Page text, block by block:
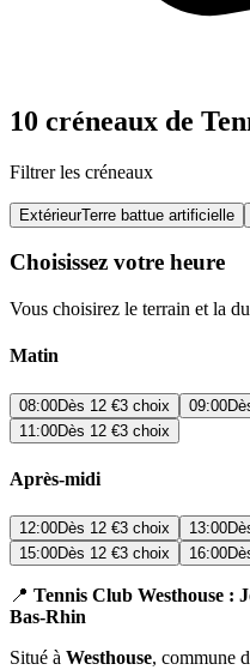
10 créneaux de
Filtrer les créneaux
ExtérieurTerre battue artificielle
Choisissez votre heure
Vous choisirez le terrain et la
Matin
08:00Dès 12 €3 choix 09:00
11:00Dès 12 €3 choix
Après-midi
12:00Dès 12 €3 choix 13:00
15:00Dès 12 €3 choix 16:00
📍 Tennis Club Westhouse :
Bas-Rhin
Situé à Westhouse, commune